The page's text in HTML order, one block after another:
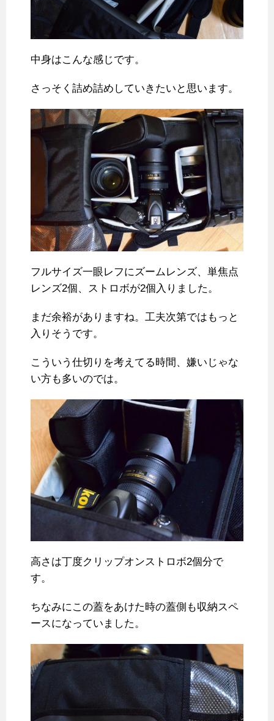
中身はこんな感じです。
さっそく詰め詰めしていきたいと思います。
フルサイズ一眼レフにズームレンズ、単焦点
レンズ2個、ストロボが2個入りました。
まだ余裕がありますね。工夫次第ではもっと
入りそうです。
こういう仕切りを考えてる時間、嫌いじゃな
い方も多いのでは。
高さは丁度クリップオンストロボ2個分で
す。
ちなみにこの蓋をあけた時の蓋側も収納スペ
ースになっていました。